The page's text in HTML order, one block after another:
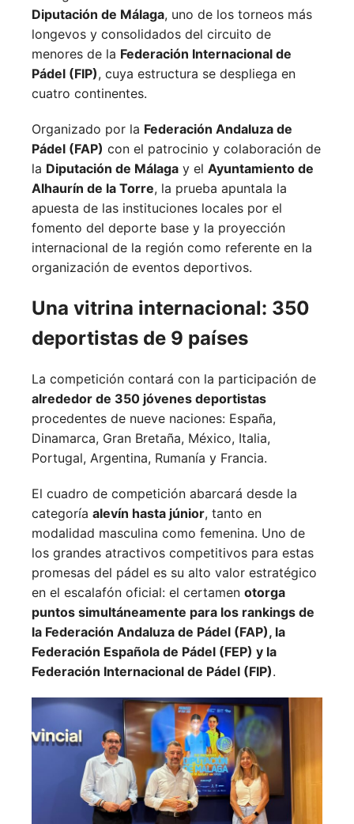
Diputación de Málaga, uno de los torneos más
longevos y consolidados del circuito de
menores de la Federación Internacional de
Pádel (FIP), cuya estructura se despliega en
cuatro continentes.
Organizado por la Federación Andaluza de
Pádel (FAP) con el patrocinio y colaboración de
la Diputación de Málaga y el Ayuntamiento de
Alhaurín de la Torre, la prueba apuntala la
apuesta de las instituciones locales por el
fomento del deporte base y la proyección
internacional de la región como referente en la
organización de eventos deportivos.
Una vitrina internacional: 350
deportistas de 9 países
La competición contará con la participación de
alrededor de 350 jóvenes deportistas
procedentes de nueve naciones: España,
Dinamarca, Gran Bretaña, México, Italia,
Portugal, Argentina, Rumanía y Francia.
El cuadro de competición abarcará desde la
categoría alevín hasta júnior, tanto en
modalidad masculina como femenina. Uno de
los grandes atractivos competitivos para estas
promesas del pádel es su alto valor estratégico
en el escalafón oficial: el certamen otorga
puntos simultáneamente para los rankings de
la Federación Andaluza de Pádel (FAP), la
Federación Española de Pádel (FEP) y la
Federación Internacional de Pádel (FIP).